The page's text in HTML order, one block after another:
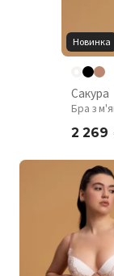
Новинка
Сакура
Бра з
2 269